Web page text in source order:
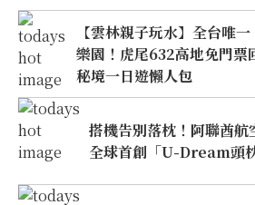
【雲林親子玩水】全台唯
樂園！虎尾632高地免門票
秘境一日遊懶人包
搭機告別落枕！阿聯酋航
全球首創「U-Dream頭